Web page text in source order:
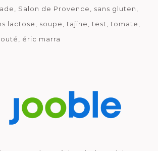
Salon de Provence
sans gluten
lactose
soupe tajine test
tomate
éric marra